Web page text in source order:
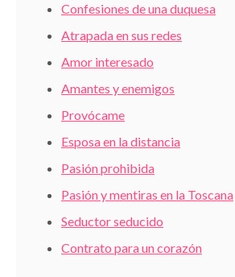
Confesiones de una duquesa
Atrapada en sus redes
Amor interesado
Amantes y enemigos
Provócame
Esposa en la distancia
Pasión prohibida
Pasión y mentiras en la Toscana
Seductor seducido
Contrato para un corazón